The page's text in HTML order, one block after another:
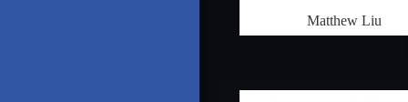
Matthew Liu